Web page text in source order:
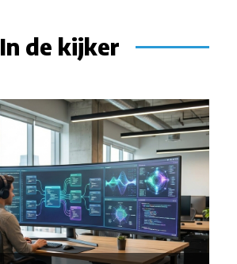
In de kijker